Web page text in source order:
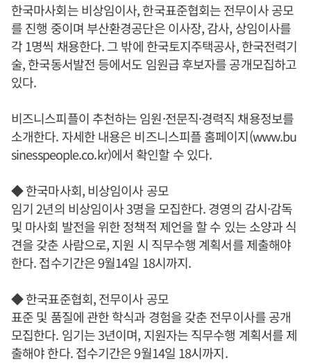
한국마사회는 비상임이사, 한국표준협회는 전무이사 공모
를 진행 중이며 부산환경공단은 이사장, 감사, 상임이사를
각 1명씩 채용한다. 그 밖에 한국토지주택공사, 한국전력기
술, 한국동서발전 등에서도 임원급 후보자를 공개모집하고
있다.
비즈니스피플이 추천하는 임원·전문직·경력직 채용정보를
소개한다. 자세한 내용은 비즈니스피플 홈페이지(www.bu
sinesspeople.co.kr)에서 확인할 수 있다.
◆ 한국마사회, 비상임이사 공모
임기 2년의 비상임이사 3명을 모집한다. 경영의 감시·감독
및 마사회 발전을 위한 정책적 제언을 할 수 있는 소양과 식
견을 갖춘 사람으로, 지원 시 직무수행 계획서를 제출해야
한다. 접수기간은 9월14일 18시까지.
◆ 한국표준협회, 전무이사 공모
표준 및 품질에 관한 학식과 경험을 갖춘 전무이사를 공개
모집한다. 임기는 3년이며, 지원자는 직무수행 계획서를 제
출해야 한다. 접수기간은 9월14일 18시까지.